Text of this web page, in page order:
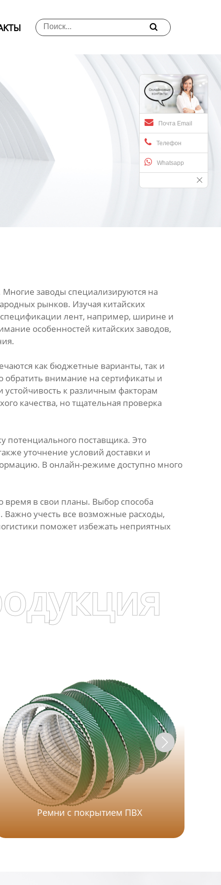

Почта Email
Телефон
Whatsapp
заводы специализируются на
рынков. Изучая китайских
спецификации лент, например, ширине и
особенностей китайских заводов,
как бюджетные варианты, так и
внимание на сертификаты и
к различным факторам
качества, но тщательная проверка
потенциального поставщика. Это
уточнение условий доставки и
В онлайн-режиме доступно много
время в свои планы. Выбор способа
Важно учесть все возможные расходы,
поможет избежать неприятных
Ремни с покрытием ПВХ